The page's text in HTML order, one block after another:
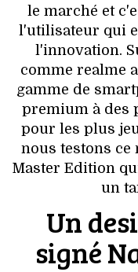
le marché et
l'utilisateur qui
l'innovation.
comme realme
gamme de
premium à des
pour les plus
nous testons ce
Master Edition
un
Un
signé